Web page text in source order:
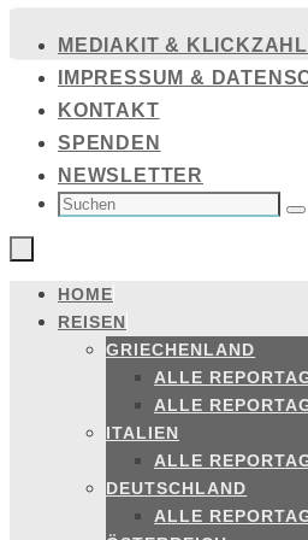
Inhalt
springen
MEDIAKIT &
IMPRESSUM &
KONTAKT
SPENDEN
NEWSLETTER
SUCHEN
NACH:
Zum
Inhalt
springen
HOME
REISEN
GRIECHENLAND
ALLE
ALLE
ITALIEN
ALLE
DEUTSCHLAND
ALLE